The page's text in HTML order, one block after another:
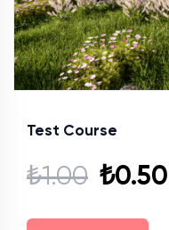
Test Course
₺1.00 ₺0.50